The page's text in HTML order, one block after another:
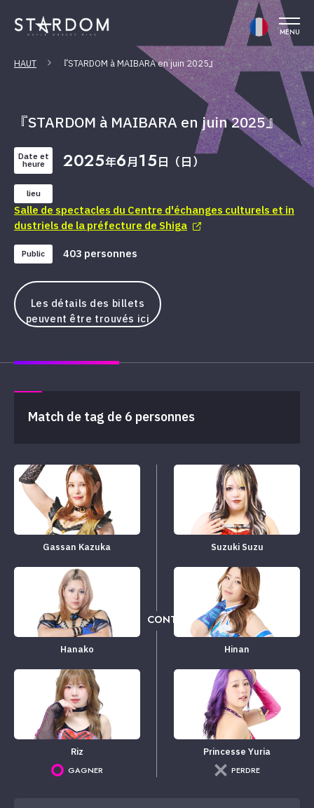
MENU
HAUT 『STARDOM à MAIBARA en juin 2025』
『STARDOM à MAIBARA en juin 2025』
Date et
heure 2025年6月15日（日）
lieu
Salle de spectacles du Centre d'échanges culturels et in
dustriels de la préfecture de Shiga
Public 403 personnes
Les détails des billets
peuvent être trouvés ici
Match de tag de 6 personnes
Gassan Kazuka
Hanako
Riz
GAGNER
CONTRE
Suzuki Suzu
Hinan
Princesse Yuria
PERDRE